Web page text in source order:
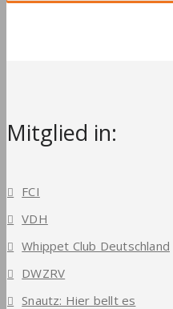
Mitglied in:
FCI
VDH
Whippet Club Deutschland
DWZRV
Snautz: Hier bellt es